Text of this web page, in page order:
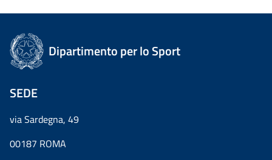
Dipartimento per lo Sport
SEDE
via Sardegna, 49
00187 ROMA